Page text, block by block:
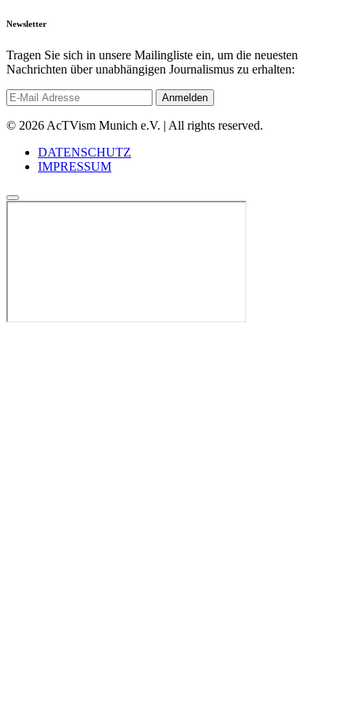
Newsletter
Tragen Sie sich in unsere Mailingliste ein, um die neuesten
Nachrichten über unabhängigen Journalismus zu erhalten:
© 2026 AcTVism Munich e.V. | All rights reserved.
DATENSCHUTZ
IMPRESSUM